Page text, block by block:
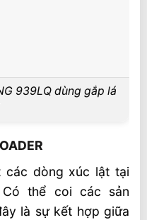
939LQ dùng gắp lá
các dòng xúc lật tại
thể coi các sản
là sự kết hợp giữa